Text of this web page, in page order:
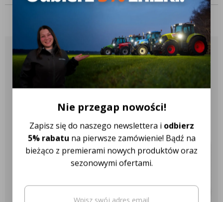
Sprawdź, które
produkty pasują do
Twojego ciągnika
✔️ Ponad 10.000 różnych konfiguracji
✔️ Ponad 2.600 różnych modeli
ciągników
✔️ Ponad 18 różnych marek
ciągników
Nie przegap nowości!
Zapisz się do naszego newslettera i odbierz
5% rabatu na pierwsze zamówienie! Bądź na
bieżąco z premierami nowych produktów oraz
sezonowymi ofertami.
Email